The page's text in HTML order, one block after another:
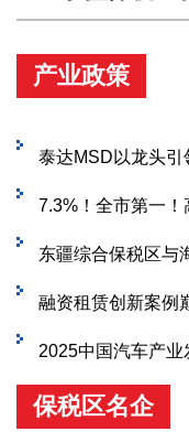
产业政策
保税区名企